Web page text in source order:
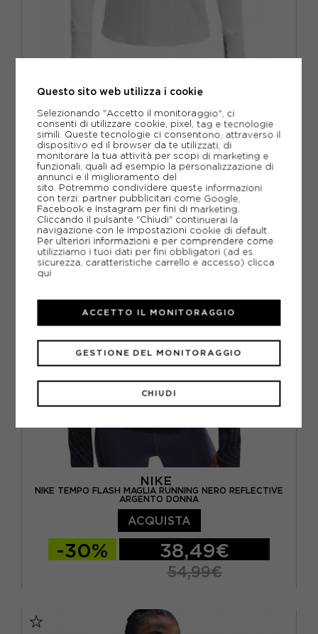
UNDER ARMOUR
DONNA
XS S M
ACQUISTA
-30% 45,50€
65,00€
NIKE
NIKE TEMPO FLASH MAGLIA RUNNING NERO REFLECTIVE
ARGENTO DONNA
ACQUISTA
-30% 38,49€
54,99€
Questo sito web utilizza i cookie
Selezionando "Accetto il monitoraggio", ci
consenti di utilizzare cookie, pixel, tag e tecnologie
simili. Queste tecnologie ci consentono, attraverso il
dispositivo ed il browser da te utilizzati, di
monitorare la tua attività per scopi di marketing e
funzionali, quali ad esempio la personalizzazione di
annunci e il miglioramento del
sito. Potremmo condividere queste informazioni
con terzi: partner pubblicitari come Google,
Facebook e Instagram per fini di marketing.
Cliccando il pulsante "Chiudi" continuerai la
navigazione con le impostazioni cookie di default.
Per ulteriori informazioni e per comprendere come
utilizziamo i tuoi dati per fini obbligatori (ad es.
sicurezza, caratteristiche carrello e accesso) clicca
qui
CHIUDI
GESTIONE DEL MONITORAGGIO
ACCETTO IL MONITORAGGIO